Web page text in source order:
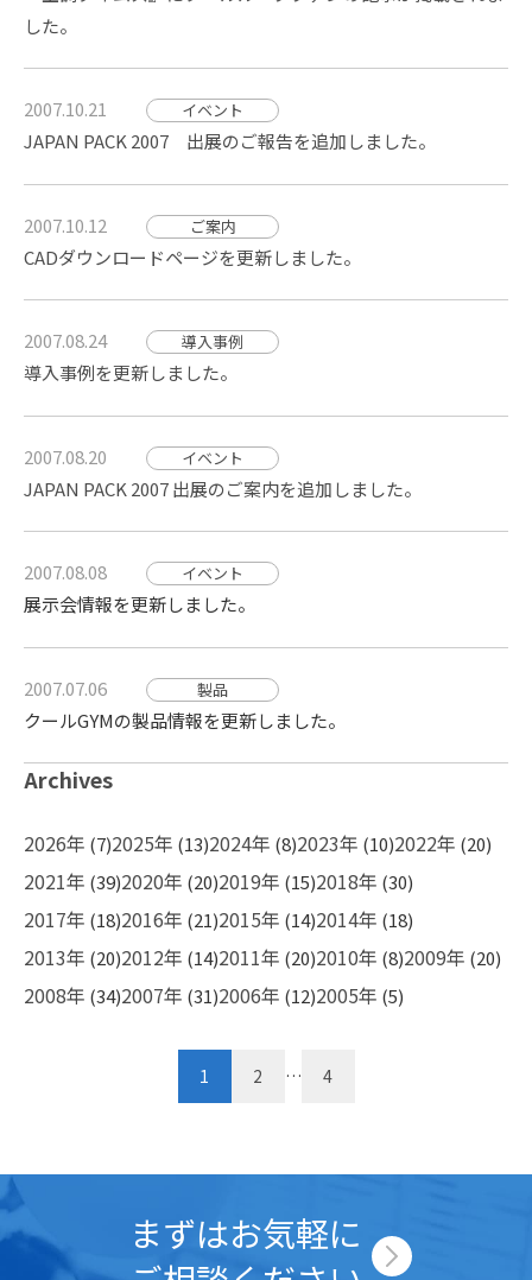
した。
2007.10.21 イベント
JAPAN PACK 2007 出展のご報告を追加しました。
2007.10.12 ご案内
CADダウンロードページを更新しました。
2007.08.24 導入事例
導入事例を更新しました。
2007.08.20 イベント
JAPAN PACK 2007 出展のご案内を追加しました。
2007.08.08 イベント
展示会情報を更新しました。
2007.07.06 製品
クールGYMの製品情報を更新しました。
Archives
2026年 (7)2025年 (13)2024年 (8)2023年 (10)2022年 (20)
2021年 (39)2020年 (20)2019年 (15)2018年 (30)
2017年 (18)2016年 (21)2015年 (14)2014年 (18)
2013年 (20)2012年 (14)2011年 (20)2010年 (8)2009年 (20)
2008年 (34)2007年 (31)2006年 (12)2005年 (5)
ビ
ゲ
ー
1 2 … 4
まずはお気軽に